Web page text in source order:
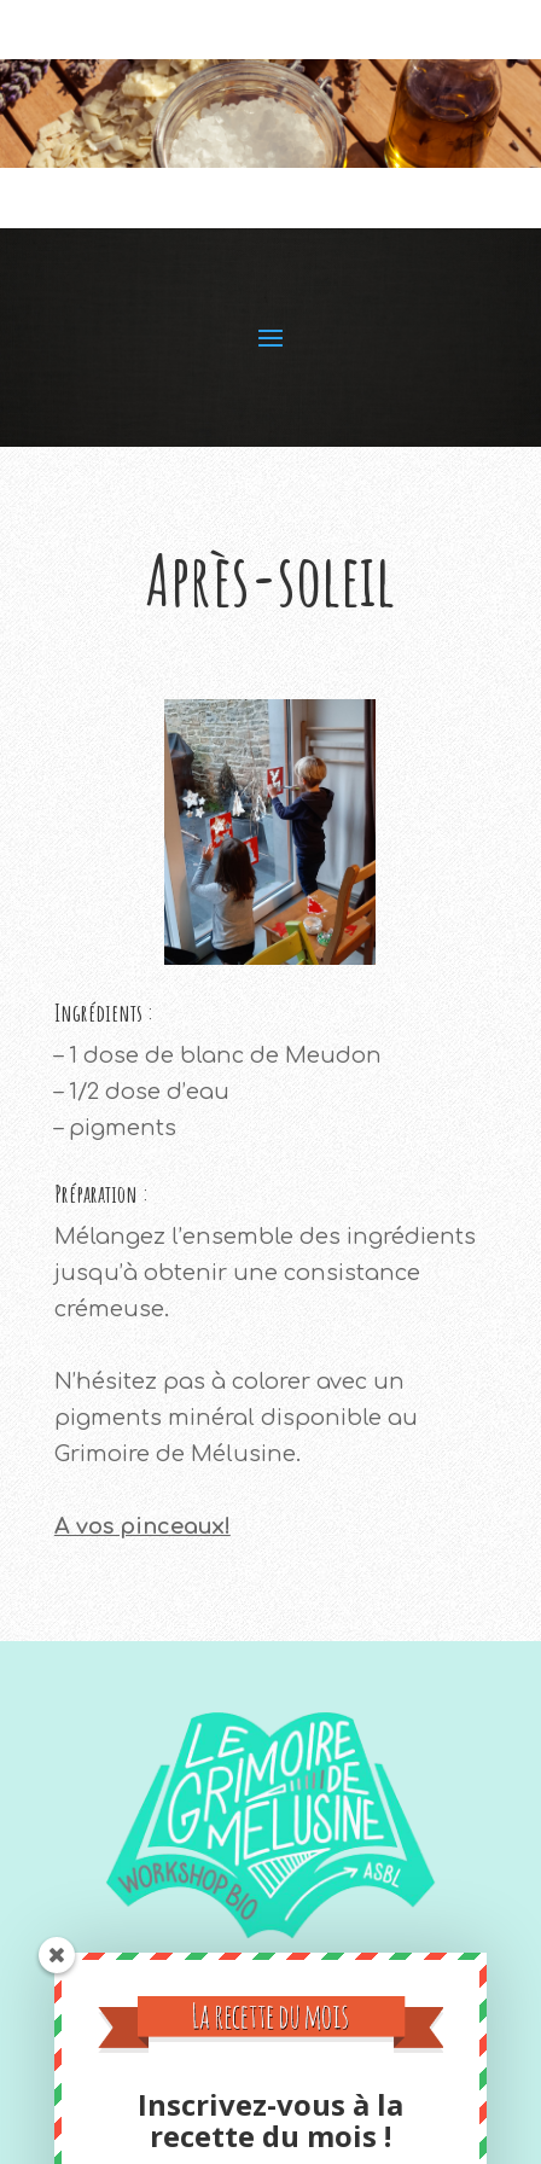
Après-soleil
Ingrédients :
– 1 dose de blanc de Meudon
– 1/2 dose d’eau
– pigments
Préparation :
Mélangez l’ensemble des ingrédients
jusqu’à obtenir une consistance
crémeuse.
N’hésitez pas à colorer avec un
pigments minéral disponible au
Grimoire de Mélusine.
A vos pinceaux!
Contact
Si vous désirez des informations
complémentaires, vous pouvez toujours me
Inscrivez-vous à la
recette du mois !